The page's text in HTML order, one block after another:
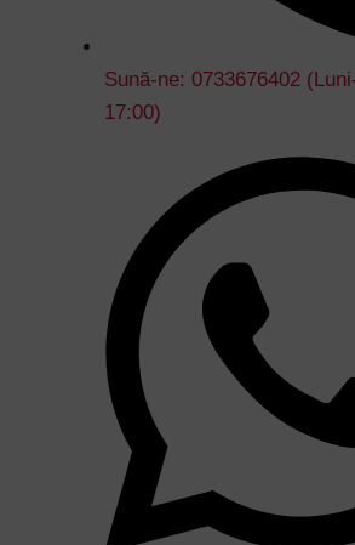
Sună-ne: 0733676402
17:00)